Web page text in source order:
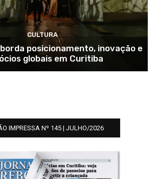
CULTURA
posicionamento, inovação e
globais em Curitiba
IMPRESSA Nº 145 | JULHO/2026